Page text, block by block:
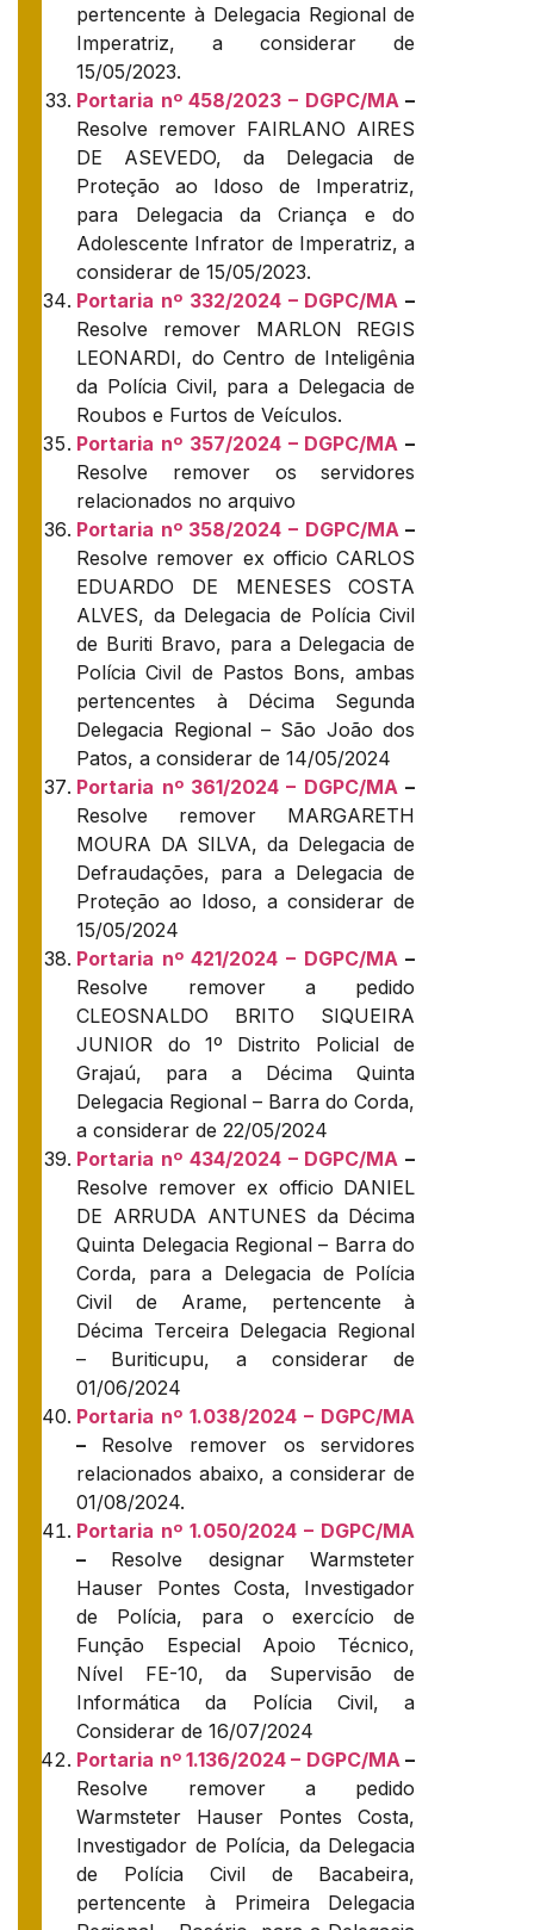
pertencente à Delegacia Regional de
Imperatriz, a considerar de
15/05/2023.
Portaria nº 458/2023 – DGPC/MA –
Resolve remover FAIRLANO AIRES
DE ASEVEDO, da Delegacia de
Proteção ao Idoso de Imperatriz,
para Delegacia da Criança e do
Adolescente Infrator de Imperatriz, a
considerar de 15/05/2023.
Portaria nº 332/2024 – DGPC/MA –
Resolve remover MARLON REGIS
LEONARDI, do Centro de Inteligênia
da Polícia Civil, para a Delegacia de
Roubos e Furtos de Veículos.
Portaria nº 357/2024 – DGPC/MA –
Resolve remover os servidores
relacionados no arquivo
Portaria nº 358/2024 – DGPC/MA –
Resolve remover ex officio CARLOS
EDUARDO DE MENESES COSTA
ALVES, da Delegacia de Polícia Civil
de Buriti Bravo, para a Delegacia de
Polícia Civil de Pastos Bons, ambas
pertencentes à Décima Segunda
Delegacia Regional – São João dos
Patos, a considerar de 14/05/2024
Portaria nº 361/2024 – DGPC/MA –
Resolve remover MARGARETH
MOURA DA SILVA, da Delegacia de
Defraudações, para a Delegacia de
Proteção ao Idoso, a considerar de
15/05/2024
Portaria nº 421/2024 – DGPC/MA –
Resolve remover a pedido
CLEOSNALDO BRITO SIQUEIRA
JUNIOR do 1º Distrito Policial de
Grajaú, para a Décima Quinta
Delegacia Regional – Barra do Corda,
a considerar de 22/05/2024
Portaria nº 434/2024 – DGPC/MA –
Resolve remover ex officio DANIEL
DE ARRUDA ANTUNES da Décima
Quinta Delegacia Regional – Barra do
Corda, para a Delegacia de Polícia
Civil de Arame, pertencente à
Décima Terceira Delegacia Regional
– Buriticupu, a considerar de
01/06/2024
Portaria nº 1.038/2024 – DGPC/MA
– Resolve remover os servidores
relacionados abaixo, a considerar de
01/08/2024.
Portaria nº 1.050/2024 – DGPC/MA
– Resolve designar Warmsteter
Hauser Pontes Costa, Investigador
de Polícia, para o exercício de
Função Especial Apoio Técnico,
Nível FE-10, da Supervisão de
Informática da Polícia Civil, a
Considerar de 16/07/2024
Portaria nº 1.136/2024 – DGPC/MA –
Resolve remover a pedido
Warmsteter Hauser Pontes Costa,
Investigador de Polícia, da Delegacia
de Polícia Civil de Bacabeira,
pertencente à Primeira Delegacia